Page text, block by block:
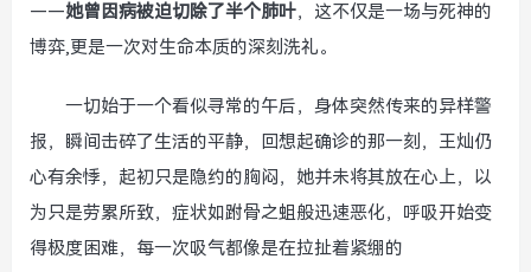
——她曾因病被迫切除了半个肺叶，这不仅是一场与死神的
博弈,更是一次对生命本质的深刻洗礼。
一切始于一个看似寻常的午后，身体突然传来的异样警
报，瞬间击碎了生活的平静，回想起确诊的那一刻，王灿仍
心有余悸，起初只是隐约的胸闷，她并未将其放在心上，以
为只是劳累所致，症状如跗骨之蛆般迅速恶化，呼吸开始变
得极度困难，每一次吸气都像是在拉扯着紧绷的